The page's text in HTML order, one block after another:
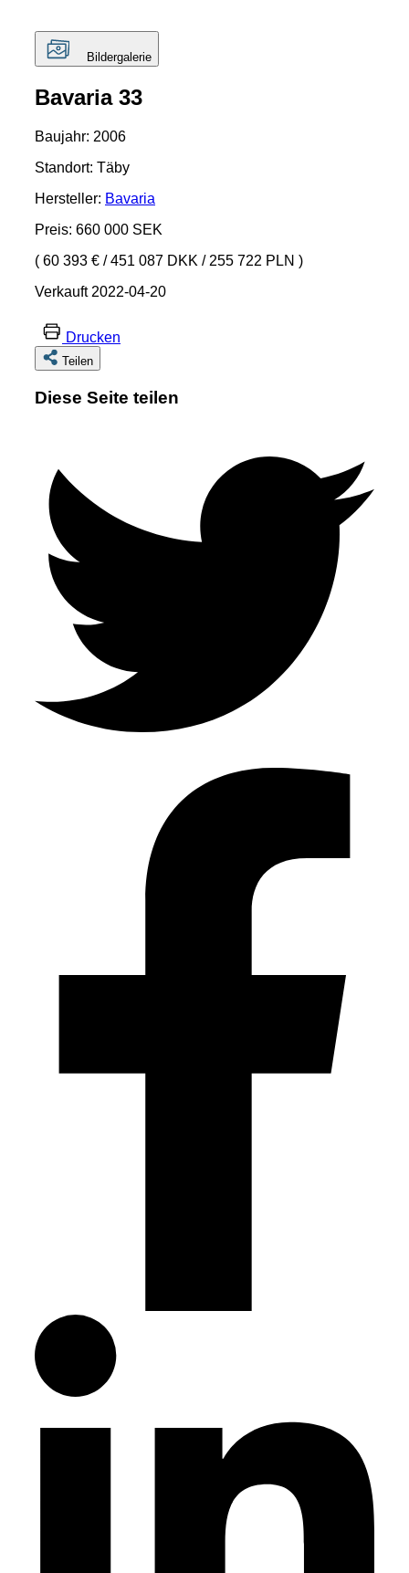
Bildergalerie
Bavaria 33
Baujahr: 2006
Standort: Täby
Hersteller: Bavaria
Preis: 660 000 SEK
( 60 393 € /451 087 DKK /255 722 PLN )
Verkauft 2022-04-20
Drucken
Teilen
Diese Seite teilen